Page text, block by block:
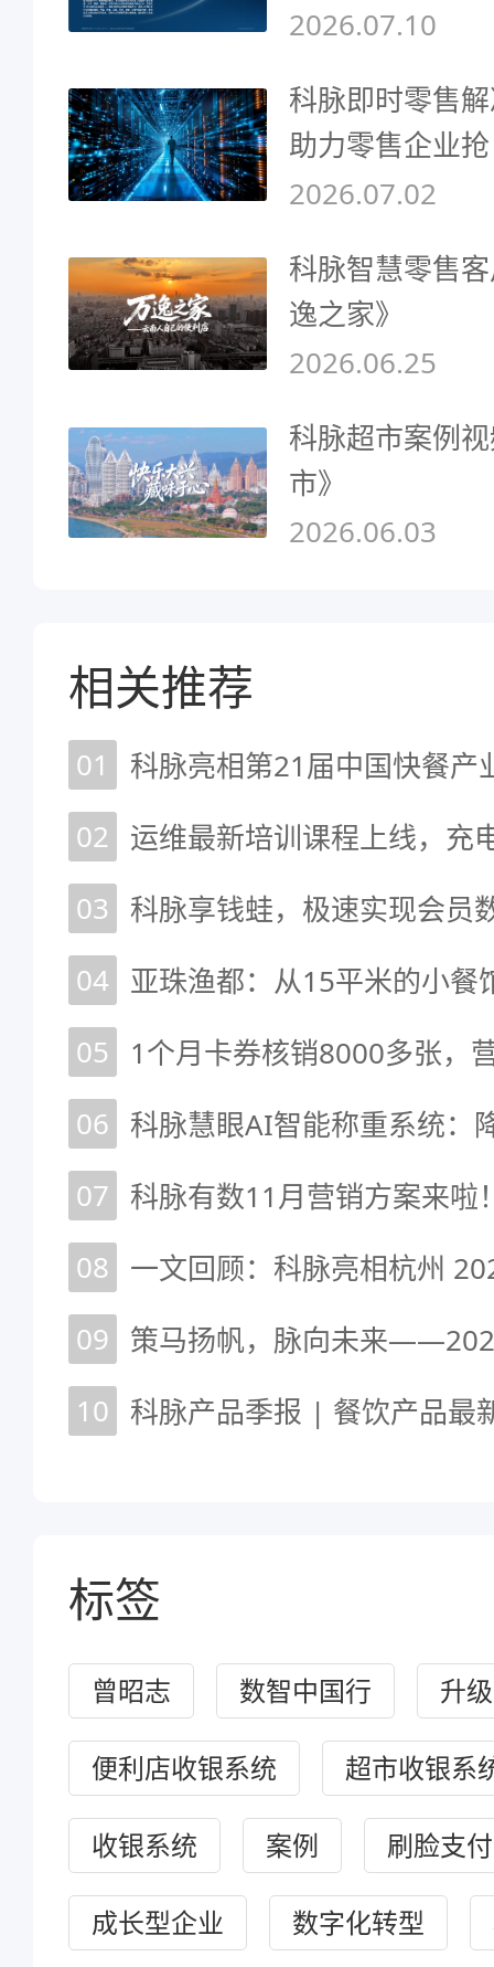
2026.07.10
科脉即时零售
助力零售企业
2026.07.02
科脉智慧零售
逸之家》
2026.06.25
科脉超市案例
市》
2026.06.03
相关推荐
01
02 运维最新培训课程上线，充
03
科脉享钱蛙，极速实现会员
04
05
06
07 科脉有数11月营销方案来啦
08
09
10 科脉产品季报 | 餐饮产品最
标签
曾昭志 数智中国行 升
便利店收银系统 超市收银系
收银系统 案例 刷脸支付
成长型企业 数字化转型